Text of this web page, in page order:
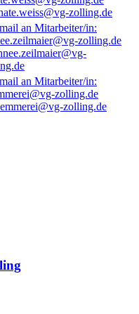
zolling.de
zolling.de